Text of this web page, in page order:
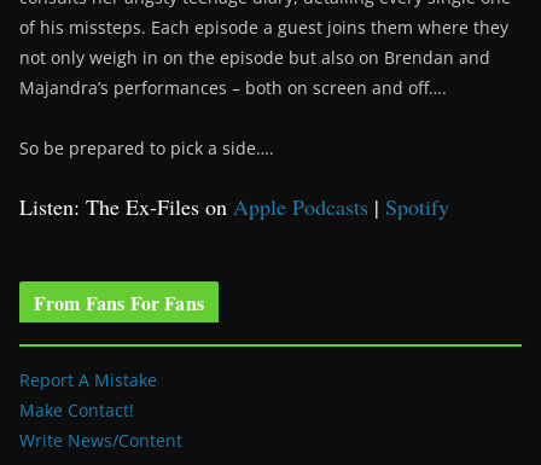
of his missteps. Each episode a guest joins them where they
not only weigh in on the episode but also on Brendan and
Majandra’s performances – both on screen and off….
So be prepared to pick a side….
Listen: The Ex-Files on Apple Podcasts | Spotify
From Fans For Fans
Report A Mistake
Make Contact!
Write News/Content